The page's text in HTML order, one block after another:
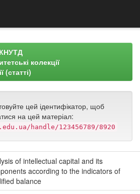
колекції
(статті)
цей ідентифікатор, щоб
на цей матеріал:
handle/123456789/8920
of intellectual capital and its
according to the indicators of
balance